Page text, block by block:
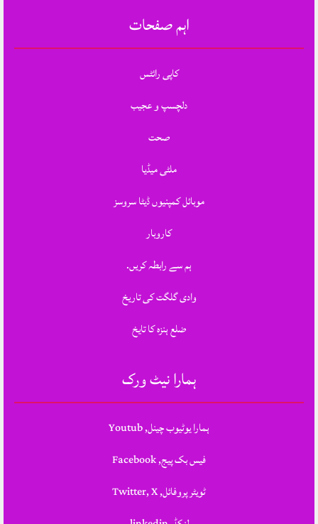
اہم صفحات
کاپی رائٹس
دلچسپ و عجیب
صحت
ملٹی میڈیا
موبائل کمپنیوں ڈیٹا سروسز
کاروبار
ہم سے رابطہ کریں.
وادی گلگت کی تاریخ
ضلع ہنزہ کا تایخ
ہمارا نیٹ ورک
ہمارا یوٹیوب چینل, Youtub
فیس بک پیج, Facebook
ٹویٹر پروفائل, Twitter, X